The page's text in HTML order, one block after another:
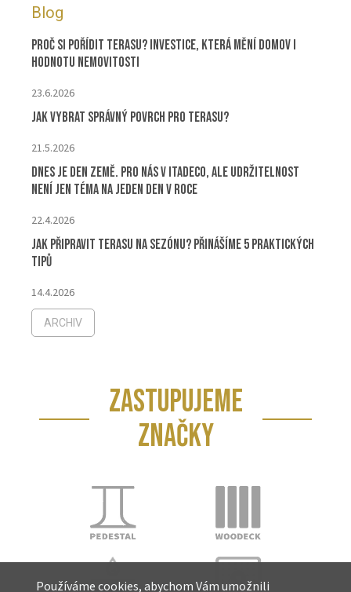
Používáme cookies, abychom Vám umožnili
Blog
Proč si pořídit terasu? Investice, která mění domov i
hodnotu nemovitosti
23.6.2026
Jak vybrat správný povrch pro terasu?
21.5.2026
Dnes je Den Země. Pro nás v ITADECO, ale udržitelnost
není jen téma na jeden den v roce
22.4.2026
Jak připravit terasu na sezónu? Přinášíme 5 praktických
tipů
14.4.2026
ARCHIV
ZASTUPUJEME
ZNAČKY